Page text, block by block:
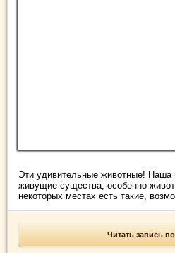
Эти удивительные животные! Наша
живущие существа, особенно
некоторых местах есть такие,
Читать запись